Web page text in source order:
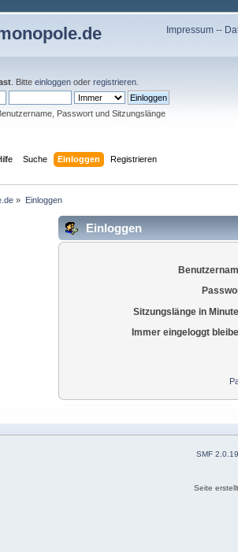
Impressum--
. Bitte einloggen oder registrieren
Passwort und Sitzungslänge
Suche Einloggen Registrieren
» Einloggen
Einloggen
Sitzungslänge in
Immer eingeloggt
SMF 2.0.19
Seite